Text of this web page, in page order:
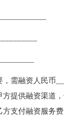
需融资人民币
提供融资渠道
支付融资服务